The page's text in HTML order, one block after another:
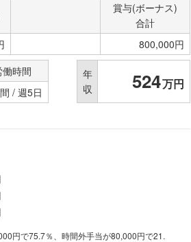
賞与(ボーナス)
合計
800,000円
時間
/ 週5日
年
収
524万円
円で75.7％、時間外手当が80,000円で21.